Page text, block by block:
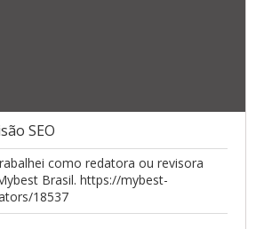
SEO
como redatora ou revisora
Brasil. https://mybest-
18537